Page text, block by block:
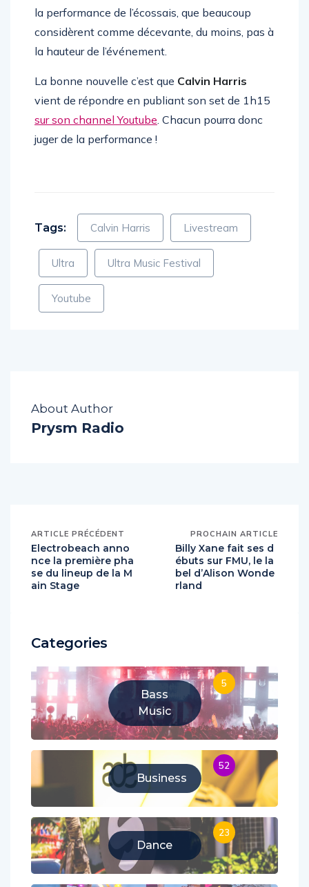
réseaux, à travers de nombreuses critiques sur
la performance de l’écossais, que beaucoup
considèrent comme décevante, du moins, pas à
La bonne nouvelle c’est queCalvin Harris
vient de répondre en publiant son set de 1h15
sur son channel Youtube
Calvin Harris Livestream
Ultra Ultra Music Festival
Youtube
About Author
ARTICLE PRÉCÉDENT
Electrobeach anno
nce la première pha
se du lineup de la M
PROCHAIN ARTICLE
Billy Xane fait ses d
ébuts sur FMU, le la
bel d’Alison Wonde
Bass
Music
5
Business
52
Dance
23